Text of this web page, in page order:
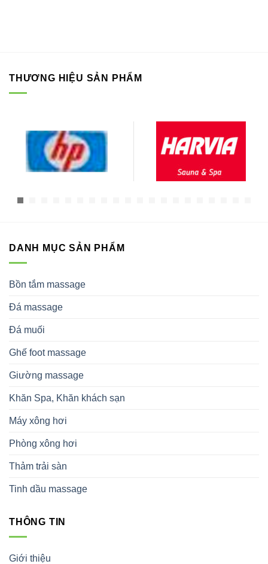
THƯƠNG HIỆU SẢN PHẨM
DANH MỤC SẢN PHẨM
Bồn tắm massage
Đá massage
Đá muối
Ghế foot massage
Giường massage
Khăn Spa, Khăn khách sạn
Máy xông hơi
Phòng xông hơi
Thảm trải sàn
Tinh dầu massage
THÔNG TIN
Giới thiệu